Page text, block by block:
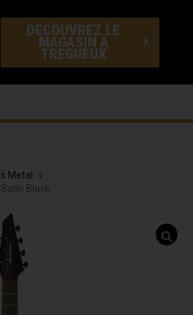
DECOUVREZ LE
MAGASIN À
TREGUEUX
Metal
Black